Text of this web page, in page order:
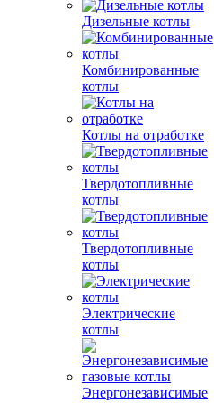
Дизельные котлы
Комбинированные
котлы
Котлы на отработке
Твердотопливные
котлы
Твердотопливные
котлы
Электрические
котлы
Энергонезависимые